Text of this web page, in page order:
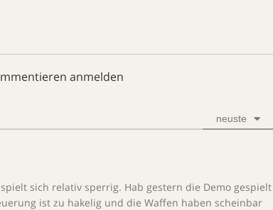
anmelden
neuste
sich relativ sperrig. Hab gestern die Demo gespielt
ist zu hakelig und die Waffen haben scheinbar